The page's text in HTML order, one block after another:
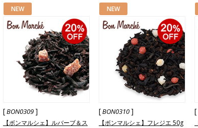
NEW
[BON0309]
【ボンマルシェ】ルバーブ＆ス
NEW
[BON0310]
【ボンマルシェ】フレジエ 50g
[